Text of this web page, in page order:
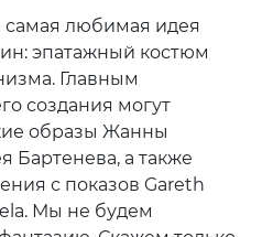
самая любимая идея
эпатажный костюм
Главным
создания могут
образы Жанны
Бартенева, а также
с показов Gareth
Мы не будем